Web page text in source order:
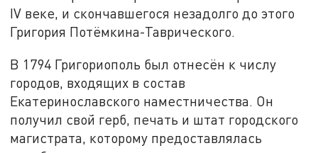
IV веке, и скончавшегося незадолго до этого
Григория Потёмкина-Таврического.
В 1794 Григориополь был отнесён к числу
городов, входящих в состав
Екатеринославского наместничества. Он
получил свой герб, печать и штат городского
магистрата, которому предоставлялась